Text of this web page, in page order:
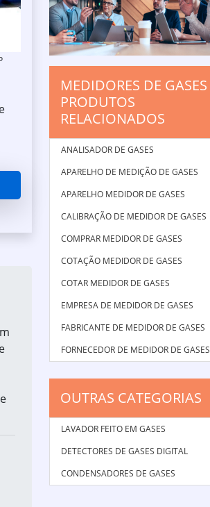
MEDIDORES DE GASES
PRODUTOS
RELACIONADOS
ANALISADOR DE GASES
APARELHO DE MEDIÇÃO DE GASES
APARELHO MEDIDOR DE GASES
CALIBRAÇÃO DE MEDIDOR DE GASES
COMPRAR MEDIDOR DE GASES
COTAÇÃO MEDIDOR DE GASES
COTAR MEDIDOR DE GASES
EMPRESA DE MEDIDOR DE GASES
FABRICANTE DE MEDIDOR DE GASES
FORNECEDOR DE MEDIDOR DE GASES
OUTRAS CATEGORIAS
LAVADOR FEITO EM GASES
DETECTORES DE GASES DIGITAL
CONDENSADORES DE GASES